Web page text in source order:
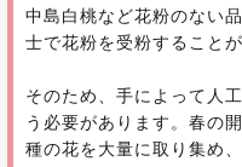
中島白桃など花粉のない
士で花粉を受粉すること
そのため、手によって人
う必要があります。春の
種の花を大量に取り集め